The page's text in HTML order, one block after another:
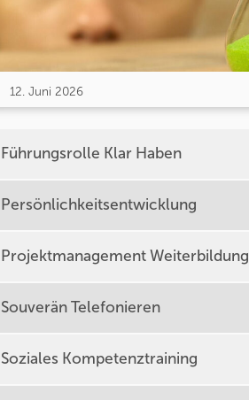
12. Juni 2026
Führungsrolle Klar Haben
Persönlichkeitsentwicklung
Projektmanagement Weiterbildung
Souverän Telefonieren
Soziales Kompetenztraining